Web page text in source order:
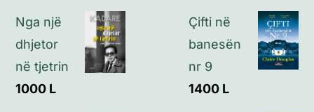
Politikat e privatësisë
Nga një
dhjetor
në tjetrin
1000 L
Çifti në
banesën
nr 9
1400 L